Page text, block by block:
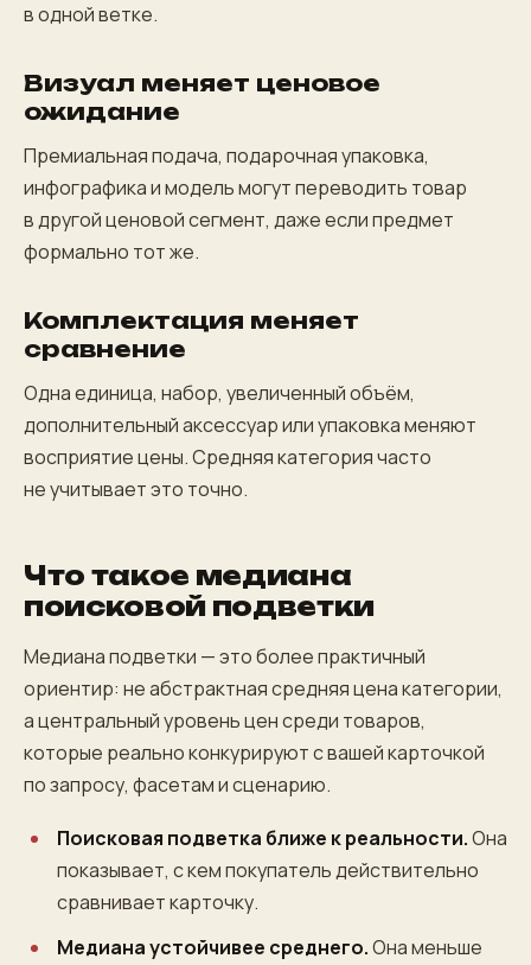
в одной ветке.
Визуал меняет ценовое
ожидание
Премиальная подача, подарочная упаковка,
инфографика и модель могут переводить товар
в другой ценовой сегмент, даже если предмет
формально тот же.
Комплектация меняет
сравнение
Одна единица, набор, увеличенный объём,
дополнительный аксессуар или упаковка меняют
восприятие цены. Средняя категория часто
не учитывает это точно.
Что такое медиана
поисковой подветки
Медиана подветки — это более практичный
ориентир: не абстрактная средняя цена категории,
а центральный уровень цен среди товаров,
которые реально конкурируют с вашей карточкой
по запросу, фасетам и сценарию.
Поисковая подветка ближе к реальности.Она
показывает, с кем покупатель действительно
сравнивает карточку.
Медиана устойчивее среднего.Она меньше